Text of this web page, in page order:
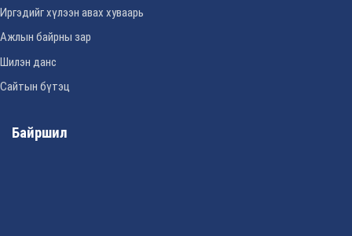
Иргэдийг хүлээн авах хуваарь
Ажлын байрны зар
Шилэн данс
Сайтын бүтэц
Байршил